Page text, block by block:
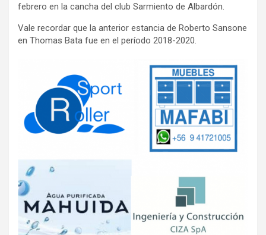
febrero en la cancha del club Sarmiento de Albardón.
Vale recordar que la anterior estancia de Roberto Sansone
en Thomas Bata fue en el período 2018-2020.